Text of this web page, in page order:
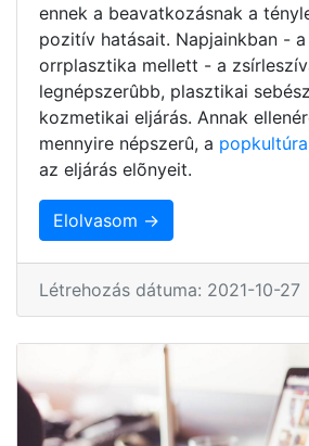
ennek a beavatkozásnak a
pozitív hatásait. Napjainkban -
orrplasztika mellett - a
legnépszerûbb, plasztikai
kozmetikai eljárás. Annak
mennyire népszerû, a popkultúra
az eljárás elõnyeit.
Elolvasom →
Létrehozás dátuma: 2021-10-27